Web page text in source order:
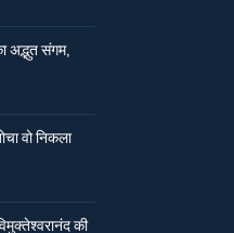
अद्भुत संगम,
वो निकला
की